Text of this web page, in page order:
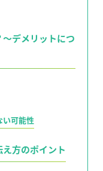
デメリットにつ
い可能性
方のポイント